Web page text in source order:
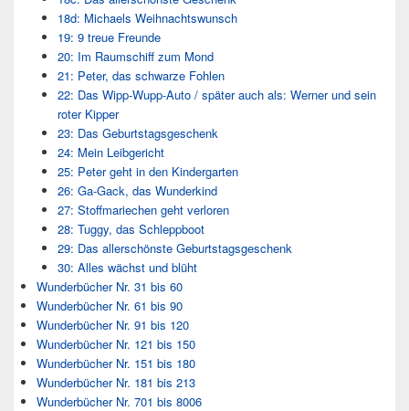
18d: Michaels Weihnachtswunsch
19: 9 treue Freunde
20: Im Raumschiff zum Mond
21: Peter, das schwarze Fohlen
22: Das Wipp-Wupp-Auto / später auch als: Werner und sein
roter Kipper
23: Das Geburtstagsgeschenk
24: Mein Leibgericht
25: Peter geht in den Kindergarten
26: Ga-Gack, das Wunderkind
27: Stoffmariechen geht verloren
28: Tuggy, das Schleppboot
29: Das allerschönste Geburtstagsgeschenk
30: Alles wächst und blüht
Wunderbücher Nr. 31 bis 60
Wunderbücher Nr. 61 bis 90
Wunderbücher Nr. 91 bis 120
Wunderbücher Nr. 121 bis 150
Wunderbücher Nr. 151 bis 180
Wunderbücher Nr. 181 bis 213
Wunderbücher Nr. 701 bis 8006